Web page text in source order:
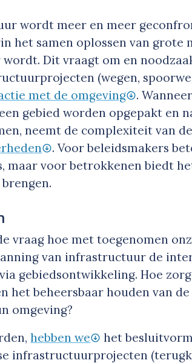
wordt meer en meer
het samen oplossen van grote
wordt. Dit vraagt om en
(wegen,
met de omgeving
.
gebied worden opgepakt en
neemt de complexiteit van
. Voor beleidsmakers
maar voor betrokkenen biedt
vraag hoe met toegenomen
van infrastructuur­ de
gebieds­ontwikkeling. Hoe
het beheersbaar houden van
omgeving?
hebben we
het
infrastructuur­­projecten